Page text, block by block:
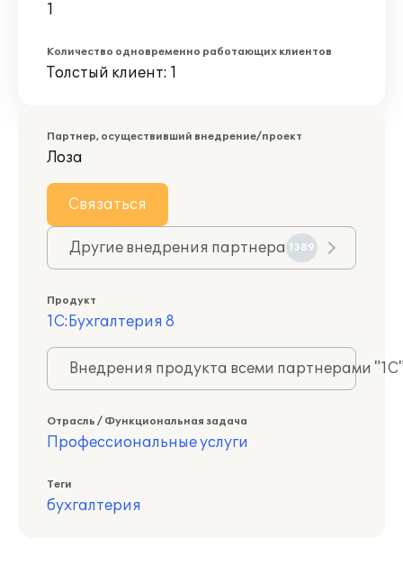
1
Количество одновременно работающих клиентов
Толстый клиент: 1
Партнер, осуществивший внедрение/проект
Лоза
Связаться
Другие внедрения партнера 1389
Продукт
1С:Бухгалтерия 8
Внедрения продукта всеми партнерами
Отрасль / Функциональная задача
Профессиональные услуги
Теги
бухгалтерия